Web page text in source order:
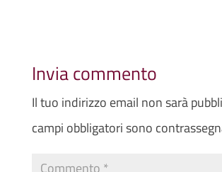
Invia commento
Il tuo indirizzo email non sarà
campi obbligatori sono